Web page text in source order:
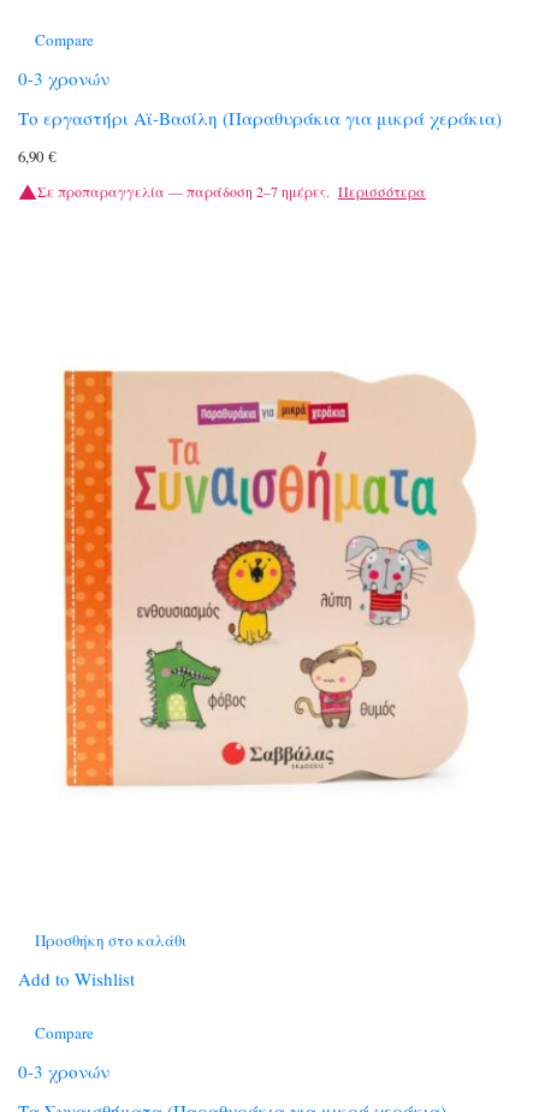
Compare
0-3 χρονών
Το εργαστήρι Αϊ-Βασίλη (Παραθυράκια για μικρά χεράκια)
6,90 €
Σε προπαραγγελία — παράδοση 2–7 ημέρες. Περισσότερα
Προσθήκη στο καλάθι
Add to Wishlist
Compare
0-3 χρονών